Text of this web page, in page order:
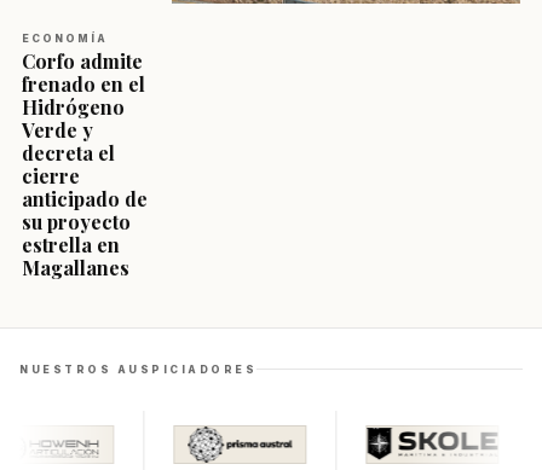
ECONOMÍA
Corfo admite
frenado en el
Hidrógeno
Verde y
decreta el
cierre
anticipado de
su proyecto
estrella en
Magallanes
NUESTROS AUSPICIADORES